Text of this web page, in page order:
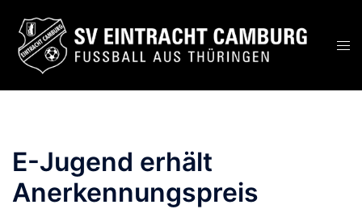
E-Jugend erhält
Anerkennungspreis